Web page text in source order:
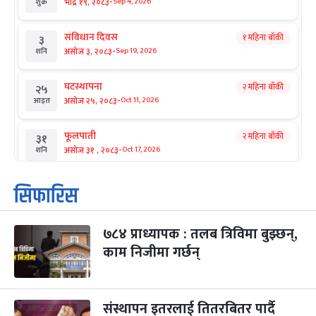
३
शनि
संविधान दिवस
असोज ३, २०८३-Sep 19, 2026
१ महिना बाँकी
२५
आइत
घटस्थापना
असोज २५, २०८३-Oct 11, 2026
२ महिना बाँकी
३१
शनि
फूलपाती
असोज ३१ , २०८३-Oct 17, 2026
२ महिना बाँकी
१
आइत
कार्तिक सङ्क्रान्ति
कार्तिक १, २०८३
३
मंगल
महानवमी
कार्तिक ३, २०८३-Oct 20, 2026
२ महिना बाँकी
४
बुध कार्तिक ४, २०८३
सिफारिस
७८४ प्राध्यापक : तलब त्रिविमा बुझ्छन्,
काम निजीमा गर्छन्
संस्थापन इतरलाई तितरबितर पार्दै